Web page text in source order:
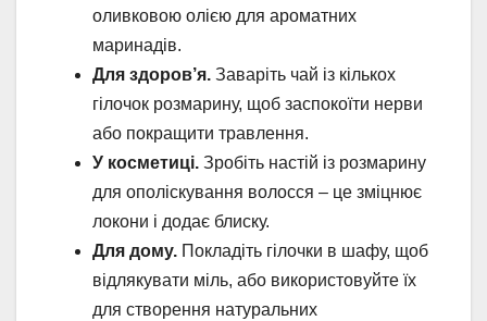
оливковою олією для ароматних
маринадів.
Для здоров’я. Заваріть чай із кількох
гілочок розмарину, щоб заспокоїти нерви
або покращити травлення.
У косметиці. Зробіть настій із розмарину
для ополіскування волосся – це зміцнює
локони і додає блиску.
Для дому. Покладіть гілочки в шафу, щоб
відлякувати міль, або використовуйте їх
для створення натуральних